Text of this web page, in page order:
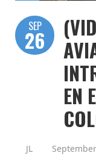
SEP
26
EN
JL